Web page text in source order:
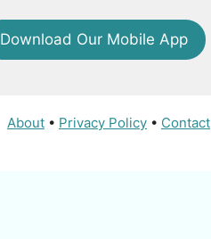
Download Our Mobile App
About • Privacy Policy • Contact